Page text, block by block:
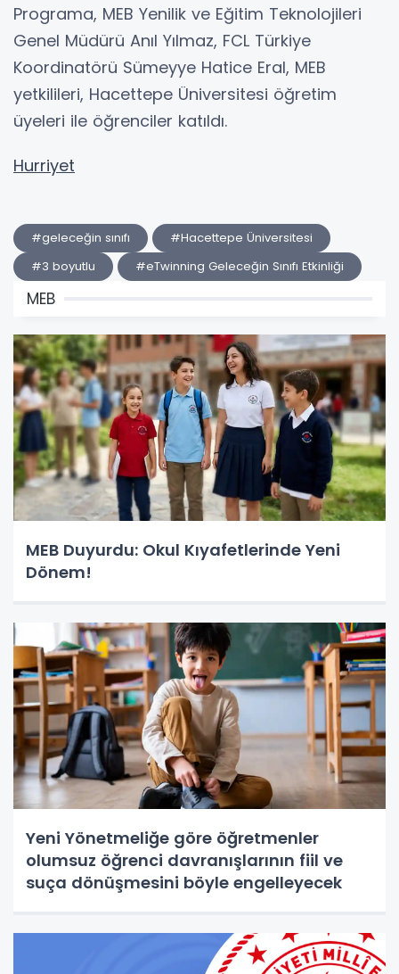
Programa, MEB Yenilik ve Eğitim Teknolojileri
Genel Müdürü Anıl Yılmaz, FCL Türkiye
Koordinatörü Sümeyye Hatice Eral, MEB
yetkilileri, Hacettepe Üniversitesi öğretim
üyeleri ile öğrenciler katıldı.
Hurriyet
#geleceğin sınıfı
#Hacettepe Üniversitesi
#3 boyutlu
#eTwinning Geleceğin Sınıfı Etkinliği
MEB
MEB Duyurdu: Okul Kıyafetlerinde Yeni
Dönem!
Yeni Yönetmeliğe göre öğretmenler
olumsuz öğrenci davranışlarının fiil ve
suça dönüşmesini böyle engelleyecek